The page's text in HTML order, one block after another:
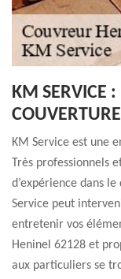
KM SERVICE :
KM Service est une
Très professionnels
d’expérience dans
Service peut
entretenir vos
Heninel 62128 et
aux particuliers se